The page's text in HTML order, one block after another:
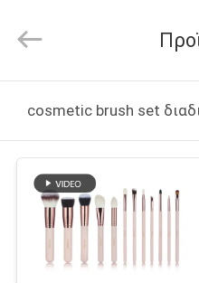
ΠΡΟΪΌΝΤΑ
ΠΕΡΊΠΟΥ
ΕΜΕΊΣ
Reserved.
cosmetic brush set